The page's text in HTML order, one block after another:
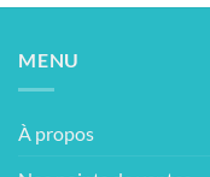
MENU
À propos